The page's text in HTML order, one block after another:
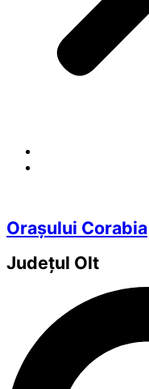
Orașului Corabia
Județul Olt